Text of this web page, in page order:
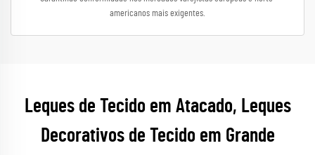
americanos mais exigentes.
Leques de Tecido em Atacado, Leques
Decorativos de Tecido em Grande